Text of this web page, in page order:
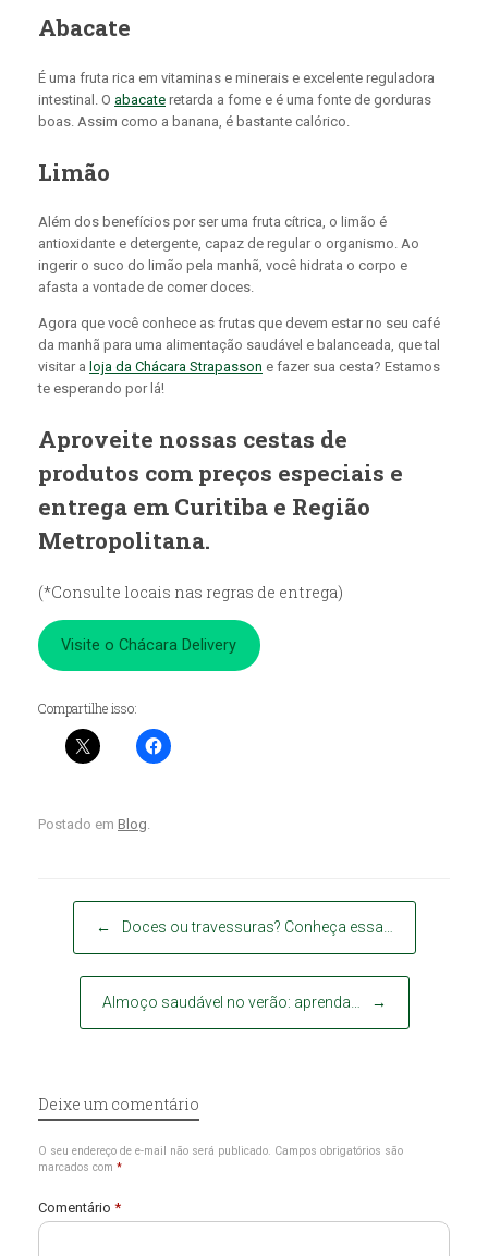
Abacate
É uma fruta rica em vitaminas e minerais e excelente reguladora
intestinal. O abacate retarda a fome e é uma fonte de gorduras
boas. Assim como a banana, é bastante calórico.
Limão
Além dos benefícios por ser uma fruta cítrica, o limão é
antioxidante e detergente, capaz de regular o organismo. Ao
ingerir o suco do limão pela manhã, você hidrata o corpo e
afasta a vontade de comer doces.
Agora que você conhece as frutas que devem estar no seu café
da manhã para uma alimentação saudável e balanceada, que tal
visitar a loja da Chácara Strapasson e fazer sua cesta? Estamos
te esperando por lá!
Aproveite nossas cestas de
produtos com preços especiais e
entrega em Curitiba e Região
Metropolitana.
(*Consulte locais nas regras de entrega)
Visite o Chácara Delivery
Compartilhe isso:
Postado em Blog.
← Doces ou travessuras? Conheça essa…
Almoço saudável no verão: aprenda… →
Deixe um comentário
O seu endereço de e-mail não será publicado. Campos obrigatórios são
marcados com *
Comentário *